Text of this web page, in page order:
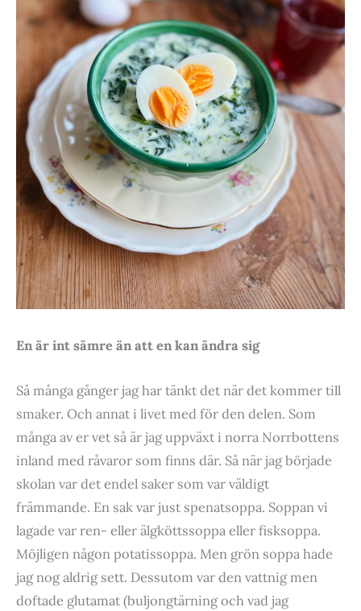
En är int sämre än att en kan ändra sig
Så många gånger jag har tänkt det när det kommer till
smaker. Och annat i livet med för den delen. Som
många av er vet så är jag uppväxt i norra Norrbottens
inland med råvaror som finns där. Så när jag började
skolan var det endel saker som var väldigt
främmande. En sak var just spenatsoppa. Soppan vi
lagade var ren- eller älgköttssoppa eller fisksoppa.
Möjligen någon potatissoppa. Men grön soppa hade
jag nog aldrig sett. Dessutom var den vattnig men
doftade glutamat (buljongtärning och vad jag